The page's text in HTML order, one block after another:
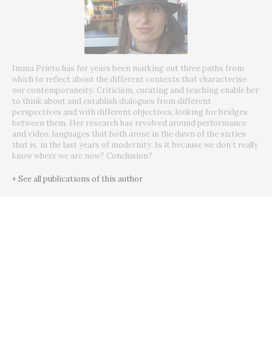
Imma Prieto has for years been marking out three paths from
which to reflect about the different contexts that characterise
our contemporaneity. Criticism, curating and teaching enable her
to think about and establish dialogues from different
perspectives and with different objectives, looking for bridges
between them. Her research has revolved around performance
and video, languages that both arose in the dawn of the sixties
that is, in the last years of modernity. Is it because we don´t really
know where we are now? Conclusion?
+ See all publications of this author